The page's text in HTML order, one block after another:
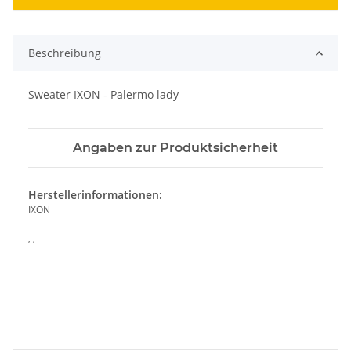
Beschreibung
Sweater IXON - Palermo lady
Angaben zur Produktsicherheit
Herstellerinformationen:
IXON
, ,